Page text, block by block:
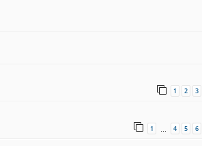
1 2 3
1 4 5 6